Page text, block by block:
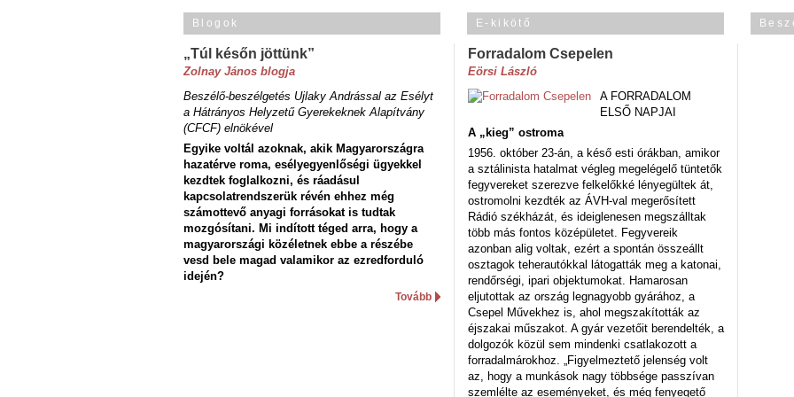
Blogok
„Túl későn jöttünk”
Zolnay János blogja
Beszélő-beszélgetés Ujlaky Andrással az Esélyt
a Hátrányos Helyzetű Gyerekeknek Alapítvány
(CFCF) elnökével
Egyike voltál azoknak, akik Magyarországra
hazatérve roma, esélyegyenlőségi ügyekkel
kezdtek foglalkozni, és ráadásul
kapcsolatrendszerük révén ehhez még
számottevő anyagi forrásokat is tudtak
mozgósítani. Mi indított téged arra, hogy a
magyarországi közéletnek ebbe a részébe
vesd bele magad valamikor az ezredforduló
idején?
Tovább
E-kikötő
Forradalom Csepelen
Eörsi László
A FORRADALOM
ELSŐ NAPJAI
A „kieg” ostroma
1956. október 23-án, a késő esti órákban, amikor
a sztálinista hatalmat végleg megelégelő tüntetők
fegyvereket szerezve felkelőkké lényegültek át,
ostromolni kezdték az ÁVH-val megerősített
Rádió székházát, és ideiglenesen megszálltak
több más fontos középületet. Fegyvereik
azonban alig voltak, ezért a spontán összeállt
osztagok teherautókkal látogatták meg a katonai,
rendőrségi, ipari objektumokat. Hamarosan
eljutottak az ország legnagyobb gyárához, a
Csepel Művekhez is, ahol megszakították az
éjszakai műszakot. A gyár vezetőit berendelték, a
dolgozók közül sem mindenki csatlakozott a
forradalmárokhoz. „Figyelmeztető jelenség volt
az, hogy a munkások nagy többsége passzívan
szemlélte az eseményeket, és még fenyegető